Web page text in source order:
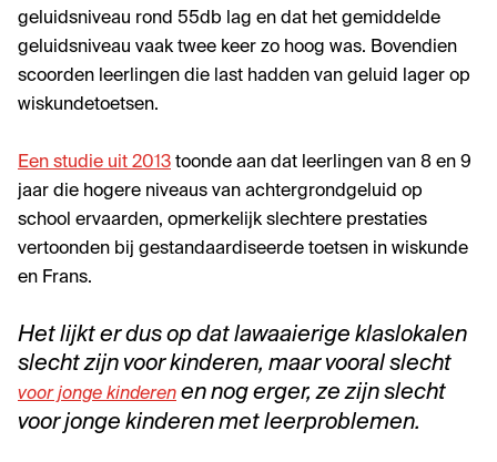
geluidsniveau rond 55db lag en dat het gemiddelde
geluidsniveau vaak twee keer zo hoog was. Bovendien
scoorden leerlingen die last hadden van geluid lager op
wiskundetoetsen.
Een studie uit 2013 toonde aan dat leerlingen van 8 en 9
jaar die hogere niveaus van achtergrondgeluid op
school ervaarden, opmerkelijk slechtere prestaties
vertoonden bij gestandaardiseerde toetsen in wiskunde
en Frans.
Het lijkt er dus op dat lawaaierige klaslokalen
slecht zijn voor kinderen, maar vooral slecht
voor jonge kinderen en nog erger, ze zijn slecht
voor jonge kinderen met leerproblemen.